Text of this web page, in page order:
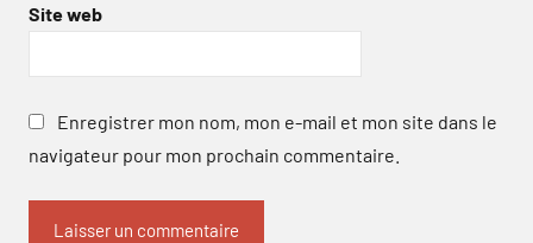
Site web
Enregistrer mon nom, mon e-mail et mon site dans le
navigateur pour mon prochain commentaire.